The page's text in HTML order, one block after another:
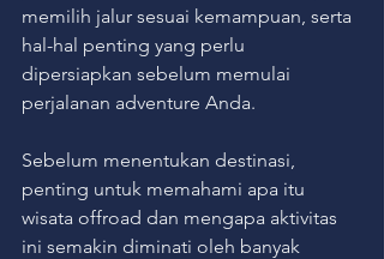
memilih jalur sesuai kemampuan, serta
hal-hal penting yang perlu
dipersiapkan sebelum memulai
perjalanan adventure Anda.
Sebelum menentukan destinasi,
penting untuk memahami apa itu
wisata offroad dan mengapa aktivitas
ini semakin diminati oleh banyak